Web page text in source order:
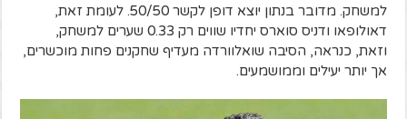
למשחק. מדובר בנתון יוצא דופן לקשר 50/50.
לעומת זאת,
דאולופאו ודניס סוארס יחדיו שווים רק 0.33 שערים למשחק,
וזאת, כנראה, הסיבה שואלוורדה מעדיף שחקנים פחות מוכשרים,
אך יותר יעילים וממושמעים.